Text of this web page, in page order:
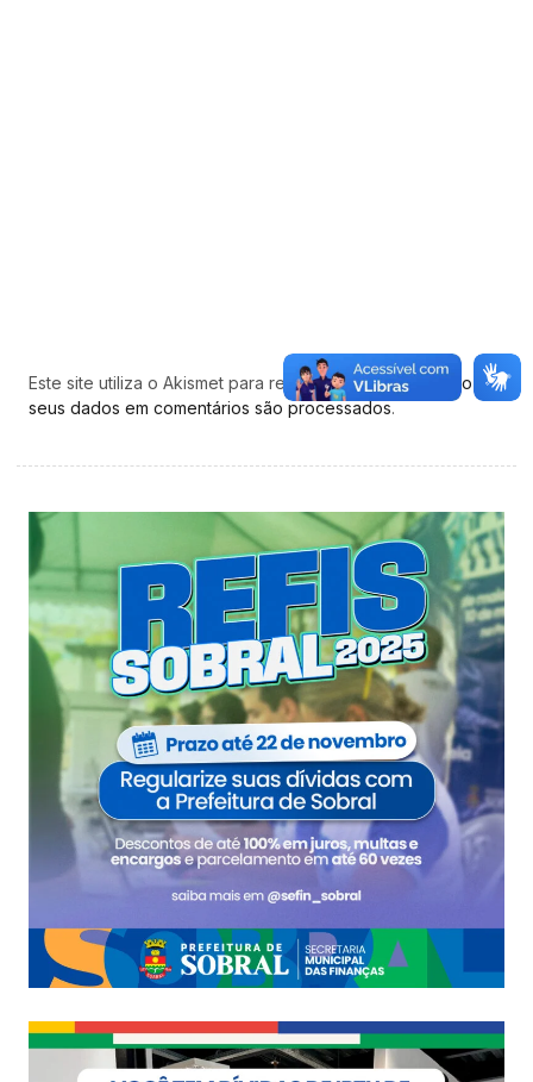
Este site utiliza o Akismet para reduzir spam.Saiba como
seus dados em comentários são processados.